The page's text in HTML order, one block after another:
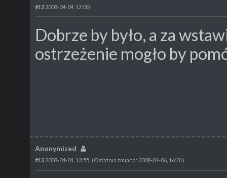
#12 2008-04-04, 12:00
Dobrze by było, a za
ostrzeżenie mogło by
Anonymized
#13 2008-04-04, 13:55 (Ostatnia zmiana: 2008-04-06, 16:01)